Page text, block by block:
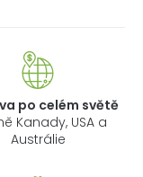
po celém světě
Kanady, USA a
Austrálie